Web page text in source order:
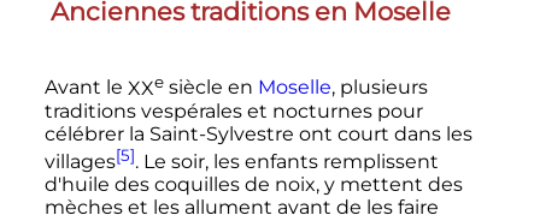
Anciennes traditions en Moselle
Avant le XXesiècle en Moselle, plusieurs
traditions vespérales et nocturnes pour
célébrer la Saint-Sylvestre ont court dans les
villages[5]. Le soir, les enfants remplissent
d'huile des coquilles de noix, y mettent des
mèches et les allument avant de les faire